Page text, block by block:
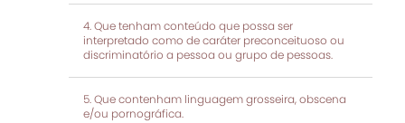
Que tenham conteúdo que possa ser
interpretado como de caráter preconceituoso ou
discriminatório a pessoa ou grupo de pessoas.
Que contenham linguagem grosseira, obscena
e/ou pornográfica.